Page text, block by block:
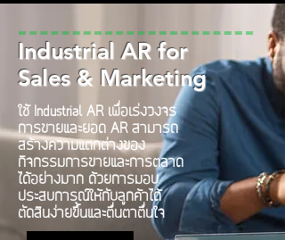
Industrial AR for
Sales & Marketing
ใช้ Industrial AR เพื่อเร่งวงจร
การขายและยอด AR สามารถ
สร้างความแตกต่างของ
กิจกรรมการขายและการตลาด
ได้อย่างมาก ด้วยการมอบ
ประสบการณ์ให้กับลูกค้าได้
ตัดสินง่ายขึ้นและตื่นตาตื่นใจ